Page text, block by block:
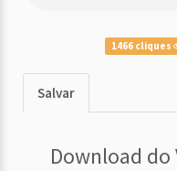
1466 cliques
Salvar
Download do